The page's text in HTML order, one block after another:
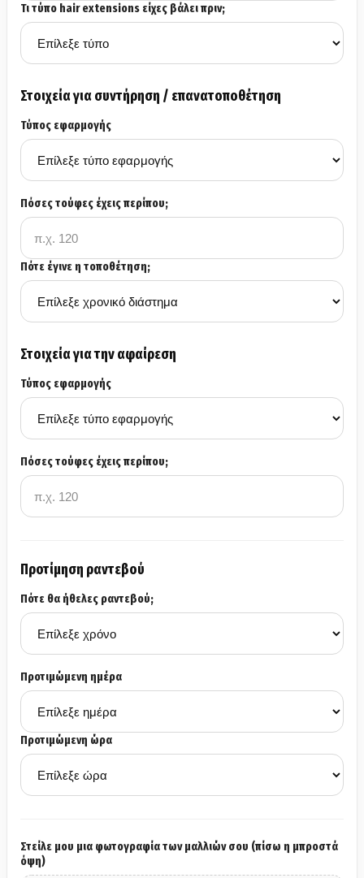
Τι τύπο hair extensions είχες βάλει πριν;
Στοιχεία για συντήρηση / επανατοποθέτηση
Τύπος εφαρμογής
Πόσες τούφες έχεις περίπου;
Πότε έγινε η τοποθέτηση;
Στοιχεία για την αφαίρεση
Τύπος εφαρμογής
Πόσες τούφες έχεις περίπου;
Προτίμηση ραντεβού
Πότε θα ήθελες ραντεβού;
Προτιμώμενη ημέρα
Προτιμώμενη ώρα
Στείλε μου μια φωτογραφία των μαλλιών σου (πίσω η μπροστά
όψη)